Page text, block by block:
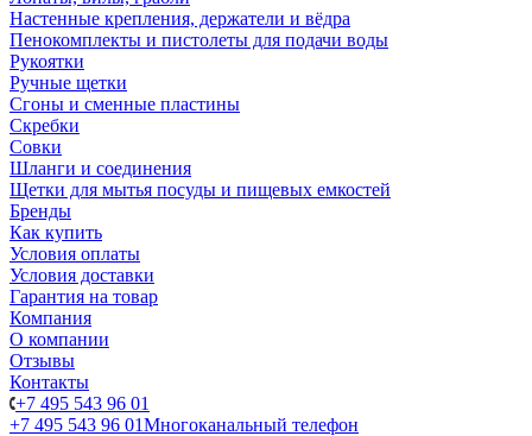
Настенные крепления, держатели и вёдра
Пенокомплекты и пистолеты для подачи воды
Рукоятки
Ручные щетки
Сгоны и сменные пластины
Скребки
Совки
Шланги и соединения
Щетки для мытья посуды и пищевых емкостей
Бренды
Как купить
Условия оплаты
Условия доставки
Гарантия на товар
Компания
О компании
Отзывы
Контакты
+7 495 543 96 01
+7 495 543 96 01Многоканальный телефон